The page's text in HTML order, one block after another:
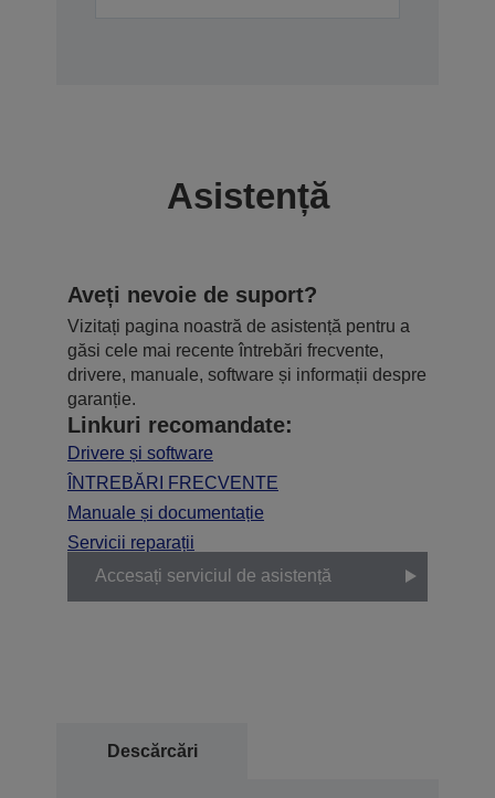
Asistență
Aveți nevoie de suport?
Vizitați pagina noastră de asistență pentru a
găsi cele mai recente întrebări frecvente,
drivere, manuale, software și informații despre
garanție.
Linkuri recomandate:
Drivere și software
ÎNTREBĂRI FRECVENTE
Manuale și documentație
Servicii reparații
Accesați serviciul de asistență
Descărcări